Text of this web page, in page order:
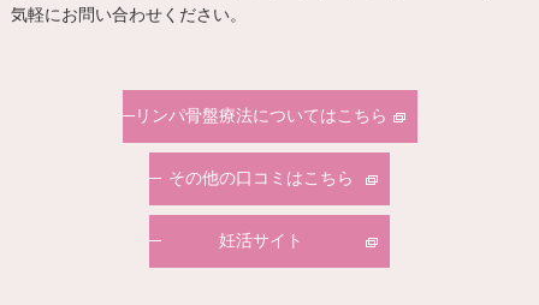
気軽にお問い合わせください。
リンパ骨盤療法についてはこちら
その他の口コミはこちら
妊活サイト